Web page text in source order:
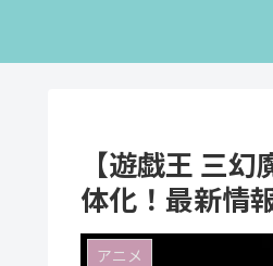
【遊戯王 三
体化！最新情
アニメ